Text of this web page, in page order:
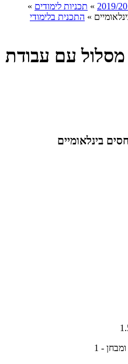
» תכניות לימודים »
» התכנית בלימודי
מסלול עם עבודת
בינלאומיים
- 1